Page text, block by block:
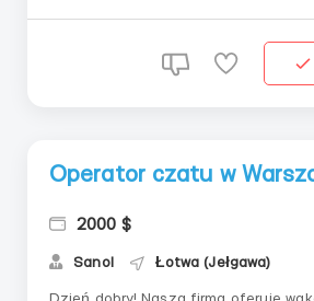
Operator czatu w
2000 $
Sanol Łotwa (Jełgawa)